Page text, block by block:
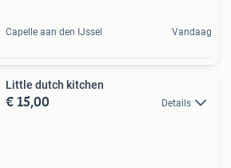
Capelle aan den IJssel Vandaag
Little dutch kitchen
€ 15,00 Details